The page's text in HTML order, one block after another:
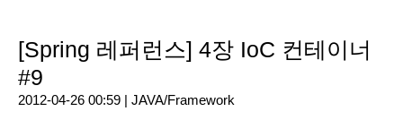
[Spring 레퍼런스] 4장 IoC 컨테이너
#9
2012-04-26 00:59 | JAVA/Framework